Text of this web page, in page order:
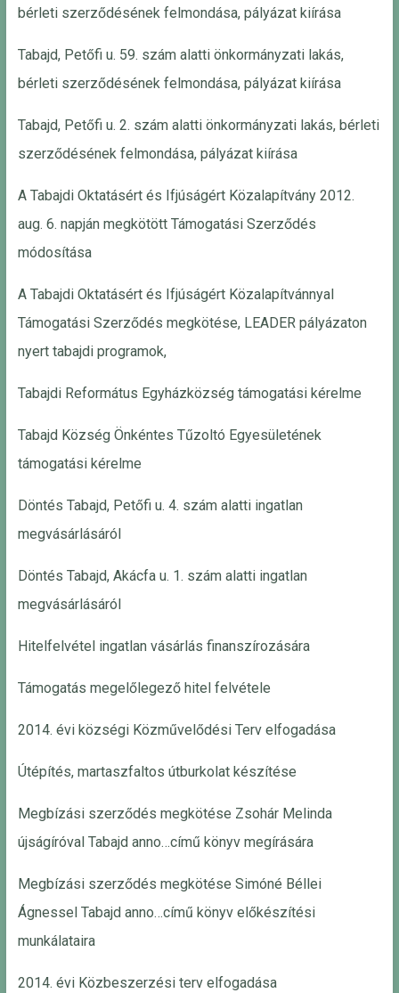
bérleti szerződésének felmondása, pályázat kiírása
Tabajd, Petőfi u. 59. szám alatti önkormányzati lakás,
bérleti szerződésének felmondása, pályázat kiírása
Tabajd, Petőfi u. 2. szám alatti önkormányzati lakás, bérleti
szerződésének felmondása, pályázat kiírása
A Tabajdi Oktatásért és Ifjúságért Közalapítvány 2012.
aug. 6. napján megkötött Támogatási Szerződés
módosítása
A Tabajdi Oktatásért és Ifjúságért Közalapítvánnyal
Támogatási Szerződés megkötése, LEADER pályázaton
nyert tabajdi programok,
Tabajdi Református Egyházközség támogatási kérelme
Tabajd Község Önkéntes Tűzoltó Egyesületének
támogatási kérelme
Döntés Tabajd, Petőfi u. 4. szám alatti ingatlan
megvásárlásáról
Döntés Tabajd, Akácfa u. 1. szám alatti ingatlan
megvásárlásáról
Hitelfelvétel ingatlan vásárlás finanszírozására
Támogatás megelőlegező hitel felvétele
2014. évi községi Közművelődési Terv elfogadása
Útépítés, martaszfaltos útburkolat készítése
Megbízási szerződés megkötése Zsohár Melinda
újságíróval Tabajd anno…című könyv megírására
Megbízási szerződés megkötése Simóné Béllei
Ágnessel Tabajd anno…című könyv előkészítési
munkálataira
2014. évi Közbeszerzési terv elfogadása